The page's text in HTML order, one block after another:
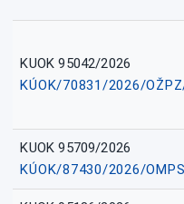
KUOK 95042/2026
KÚOK/70831/2026/
KUOK 95709/2026
KÚOK/87430/2026/